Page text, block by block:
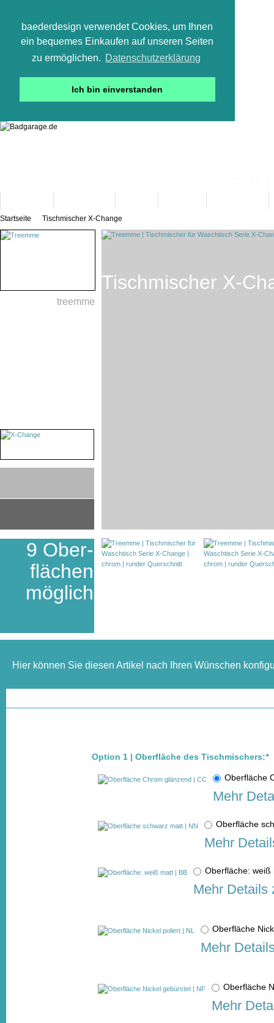
baederdesign verwendet Cookies, um Ihnen
ein bequemes Einkaufen auf unseren Seiten
zu ermöglichen. Datenschutzerklärung
Ich bin einverstanden
Startseite Tischmischer X-Change
treemme
9 Ober-
flächen
möglich
Tischmischer X-
Hier können Sie diesen Artikel nach Ihren Wünschen
Option 1 | Oberfläche des Tischmischers:*
Oberfläche
Mehr
Oberfläche
Mehr
Oberfläche:
Mehr Details
Oberfläche
Mehr
Oberfläche
Mehr